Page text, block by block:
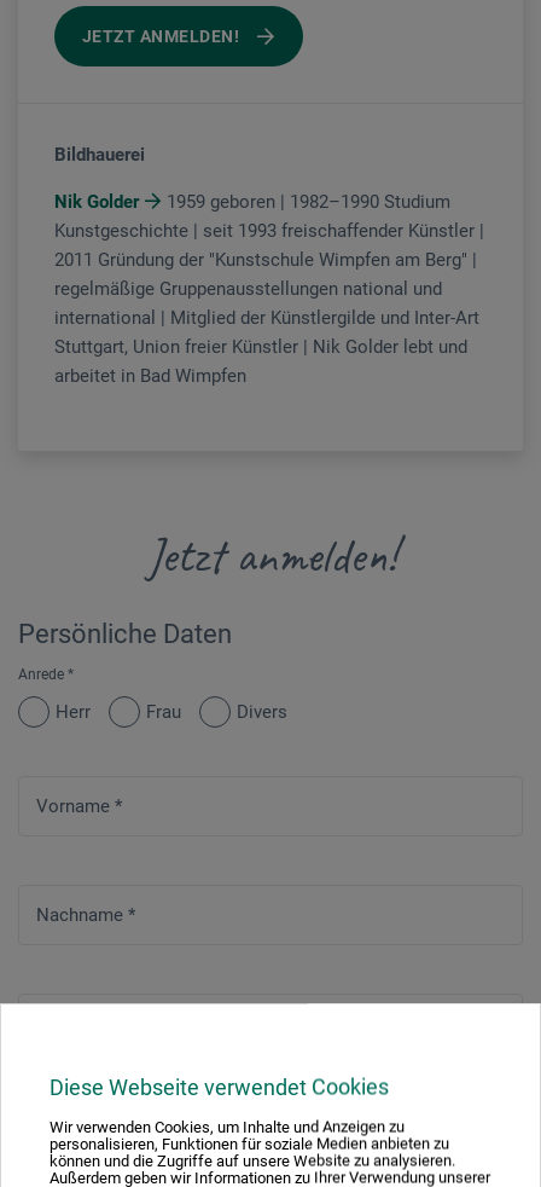
Diese Webseite verwendet Cookies
Wir verwenden Cookies, um Inhalte und Anzeigen zu
personalisieren, Funktionen für soziale Medien anbieten zu
können und die Zugriffe auf unsere Website zu analysieren.
Außerdem geben wir Informationen zu Ihrer Verwendung unserer
JETZT ANMELDEN!
Bildhauerei
Nik Golder
1959 geboren | 1982–1990 Studium
Kunstgeschichte | seit 1993 freischaffender Künstler |
2011 Gründung der "Kunstschule Wimpfen am Berg" |
regelmäßige Gruppenausstellungen national und
international | Mitglied der Künstlergilde und Inter-Art
Stuttgart, Union freier Künstler | Nik Golder lebt und
arbeitet in Bad Wimpfen
Jetzt anmelden!
Persönliche Daten
Anrede *
Herr Frau Divers
Vorname *
Nachname *
Hausnummer*